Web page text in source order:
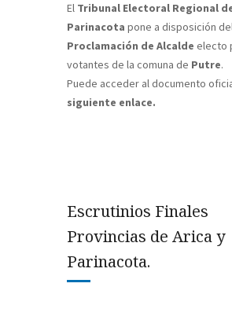
El Tribunal Electoral Regional
Parinacota pone a disposición
Proclamación de Alcalde electo
votantes de la comuna de Putre.
Puede acceder al documento
siguiente enlace.
Escrutinios Finales
Provincias de Arica y
Parinacota.